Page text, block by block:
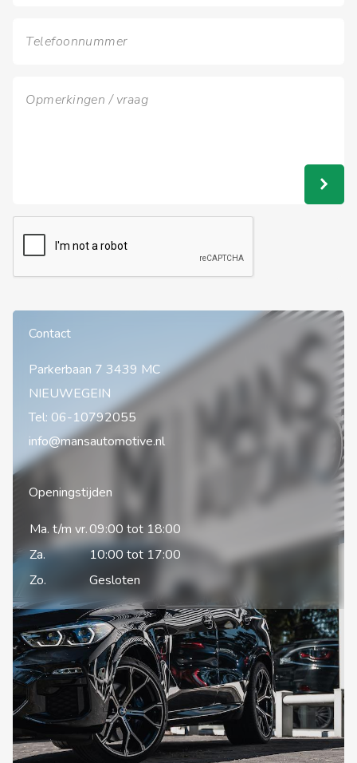
Contact
Parkerbaan 7 3439 MC
NIEUWEGEIN
Tel: 06-10792055
info@mansautomotive.nl
Openingstijden
Ma. t/m vr.09:00 tot 18:00
Za.
10:00 tot 17:00
Zo.
Gesloten